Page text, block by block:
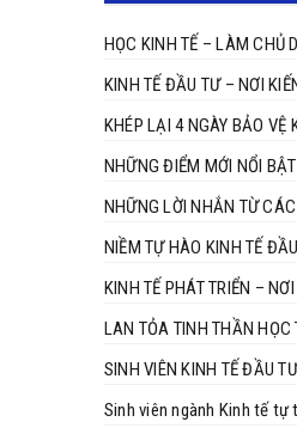
HỌC KINH TẾ – LÀM CHỦ
KINH TẾ ĐẦU TƯ – NƠI
KHÉP LẠI 4 NGÀY BẢO VỆ
NHỮNG ĐIỂM MỚI NỔI
NHỮNG LỜI NHẮN TỪ
NIỀM TỰ HÀO KINH TẾ
KINH TẾ PHÁT TRIỂN –
LAN TỎA TINH THẦN HỌC
SINH VIÊN KINH TẾ ĐẦU
Sinh viên ngành Kinh tế